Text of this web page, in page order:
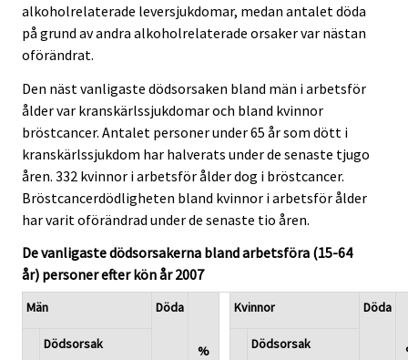
alkoholrelaterade leversjukdomar, medan antalet döda
på grund av andra alkoholrelaterade orsaker var nästan
oförändrat.
Den näst vanligaste dödsorsaken bland män i arbetsför
ålder var kranskärlssjukdomar och bland kvinnor
bröstcancer. Antalet personer under 65 år som dött i
kranskärlssjukdom har halverats under de senaste tjugo
åren. 332 kvinnor i arbetsför ålder dog i bröstcancer.
Bröstcancerdödligheten bland kvinnor i arbetsför ålder
har varit oförändrad under de senaste tio åren.
De vanligaste dödsorsakerna bland arbetsföra (15-64
år) personer efter kön år 2007
Män Döda
%
Kvinnor Döda
Dödsorsak Dödsorsak